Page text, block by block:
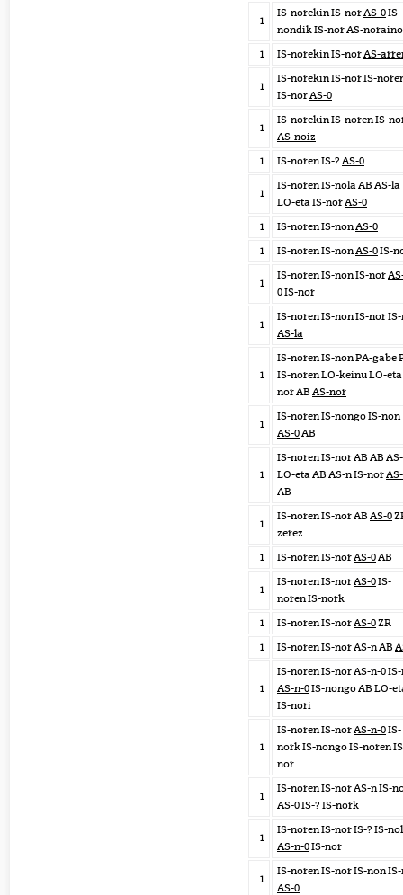
1
IS-norekin IS-norAS-0IS-
nondik IS-nor AS-noraino
1
IS-norekin IS-norAS-
1
IS-norekin IS-nor IS-
IS-norAS-0
1
IS-norekin IS-noren IS-
AS-noiz
1
IS-noren IS-? AS-0
1
IS-noren IS-nola AB AS-la
LO-eta IS-norAS-0
1
IS-noren IS-nonAS-0
1
IS-noren IS-nonAS-0IS-
1
IS-noren IS-non IS-nor
0IS-nor
1
IS-noren IS-non IS-nor
AS-la
1
IS-noren IS-non PA-gabe
IS-noren LO-keinu LO-eta
nor AB AS-nor
1
IS-noren IS-nongo IS-non
AS-0AB
1
IS-noren IS-nor AB AB
LO-eta AB AS-n IS-nor
AB
1
IS-noren IS-nor AB AS-0
zerez
1
IS-noren IS-norAS-0AB
1
IS-noren IS-norAS-0IS-
noren IS-nork
1
IS-noren IS-norAS-0ZR
1
IS-noren IS-nor AS-n AB
1
IS-noren IS-nor AS-n-0
AS-n-0IS-nongo AB LO-
IS-nori
1
IS-noren IS-norAS-n-0IS-
nork IS-nongo IS-noren
nor
1
IS-noren IS-norAS-nIS-
AS-0 IS-? IS-nork
1
IS-noren IS-nor IS-? IS-
AS-n-0IS-nor
1
IS-noren IS-nor IS-non
AS-0